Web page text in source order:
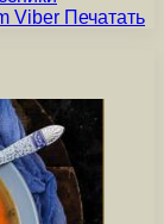
Viber Печатать